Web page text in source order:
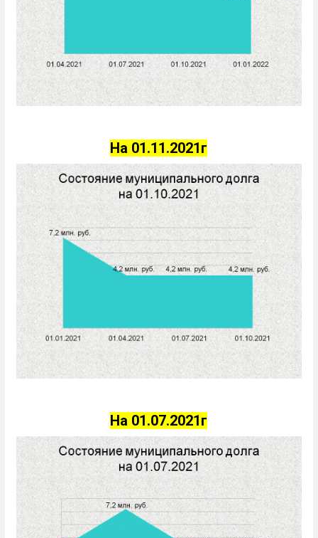
На 01.11.2021г
На 01.07.2021г